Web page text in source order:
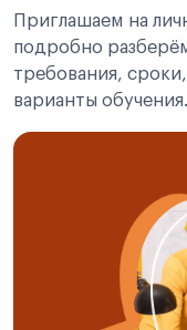
Приглашаем на
подробно
требования,
варианты обучения.